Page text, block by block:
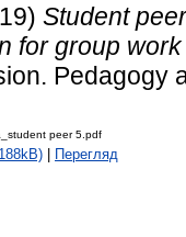
Student
for group
Pedagogy
peer 5.pdf
Перегляд